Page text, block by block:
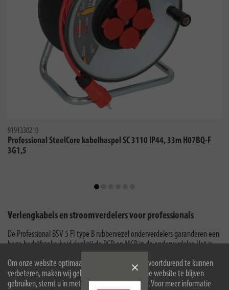
Om onze website optimaal voor u in te richten en voortdurend te kunnen
verbeteren, maken wij gebruik van cookies. Door de website te blijven
gebruiken, stemt u in met het gebruik van cookies. Voor meer informatie
9191330210
Professional SteelCore kabelhaspel SC 3110 IP44, 33m H07BQ-F
3G1,5
Verlengkabels en stroomverdelers voor professionals
De Professional BSV 5 FI type B rubbervezel onderverdelers garanderen een
hoge bedrijfszekerheid dankzij de RCD en MCB in de onderverdeler. Het is
mogelijk om meerdere belastingen aan te sluiten op één
driefasig/vermogensstroomaansluitpunt met IEC 60309 insteeksystemen.
De verlengkabels zijn ook geschikt voor gebruik op bouwterreinen en